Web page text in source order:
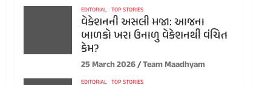
EDITORIAL TOP STORIES
વેકેશનની અસલી મજા: આજના
બાળકો ખરા ઉનાળુ વેકેશનથી વંચિત
કેમ?
25 March 2026 Team Maadhyam
EDITORIAL TOP STORIES